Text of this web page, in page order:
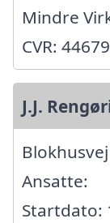
Mindre
CVR:
J.J.
Ansatte:
Startdato: